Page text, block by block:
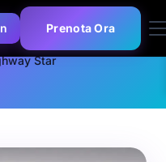
Prenota Ora
Star